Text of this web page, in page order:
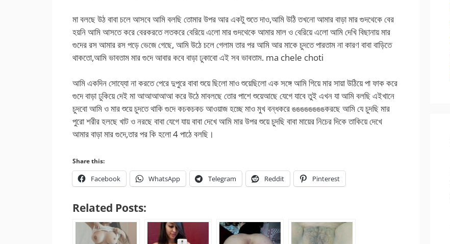
মা বলছে উঠ বাবা চলে আসবে আমি বলছি তোমার উপর আর একটু শুতে দাও,আমি উঠি তখনো আমার বাড়া মার গুদথেকে বের
হয়নি আমি আসতে করে বেরকরতে লতকরে বেরিয়ে এলো মার গুদথেকে আমার মাল ও বেরিয়ে এলো আমি দেখি বিছানায় মার
গুদের রস আমার রস পড়ে ভেজে গেছে, আমি উঠে চলে গেলাম তার পর আমি আর মাকে চুদতে পারতাম না কারণ বাবা বাড়িতে
থাকতো,আমি ভাবতাম মার গুদে আবার কবে বাড়া ঢুকাবো এই সব ভাবতাম. ma chele choti
আমি একদিন সোয্যো না করতে পেরে দুপুরে বাবা শুয়ে ছিলো মাও শুয়েছিলো এক সঙ্গে আমি গিয়ে মার সায়া উঠিয়ে পা ফাক করে
গুদে বাড়া ঢুকিয়ে দেই মা আআআআআ করে উঠে মাবলছে তোর পাশে শুয়েআছে যেগে যাবে তুই এখন যা আমি বলছি এইখানে
চুদবো আমি ও মার শুয়ে চুদতে থাকি গুদে কচকচকচ আওয়াজ হচ্ছে মাও মুখ বন্ধকরে ঙঙঙঙঙঙঙঙকরছে আমি যে চুদছি মার
পুরো শরীর হলছে খাট ও নরছে বাবা যেগে যায় বাবা দেখে আমি মার উপর শুয়ে চুদছি বাবা মায়ের নিচের দিকে তাকিয়ে দেখে
আমার বাড়া মার গুদে,তার পর কি হলো 4 পাঠে বলছি।
Share this:
Facebook WhatsApp Telegram Reddit Pinterest
Related Posts: